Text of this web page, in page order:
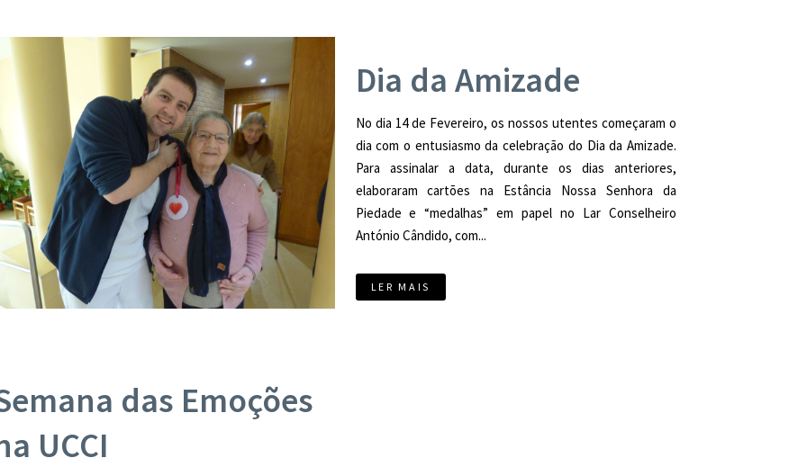
Dia da Amizade
No dia 14 de Fevereiro, os nossos utentes começaram o
dia com o entusiasmo da celebração do Dia da Amizade.
Para assinalar a data, durante os dias anteriores,
elaboraram cartões na Estância Nossa Senhora da
Piedade e “medalhas” em papel no Lar Conselheiro
António Cândido, com...
LER MAIS
das Emoções
UCCI